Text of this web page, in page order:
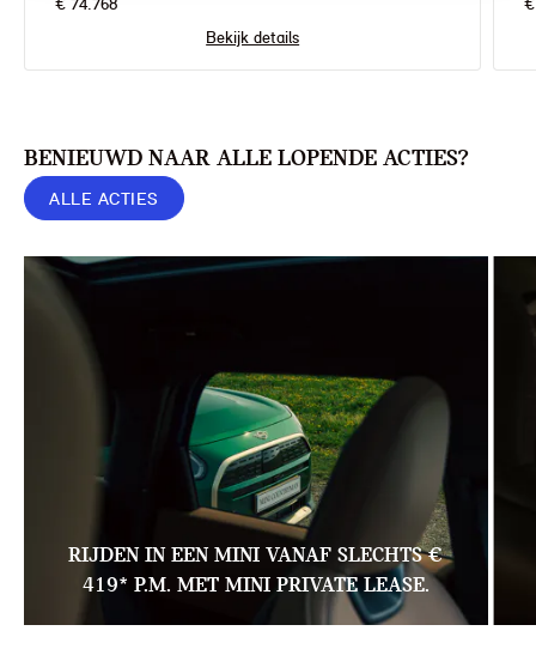
Bekijk details
BENIEUWD NAAR ALLE LOPENDE ACTIES?
ALLE ACTIES
RIJDEN IN EEN MINI VANAF SLECHTS €
419* P.M. MET MINI PRIVATE LEASE.